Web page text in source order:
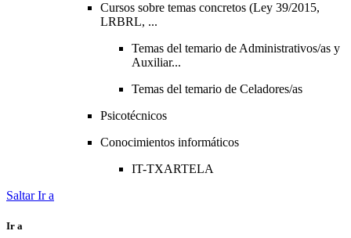
Cursos sobre temas concretos (Ley 39/2015,
LRBRL, ...
Temas del temario de Administrativos/as y
Auxiliar...
Temas del temario de Celadores/as
Psicotécnicos
Conocimientos informáticos
IT-TXARTELA
Saltar Ir a
Ir a